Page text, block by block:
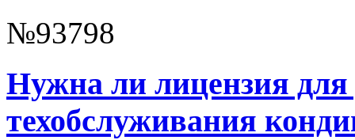
№93798
Нужна ли лицензия для
техобслуживания